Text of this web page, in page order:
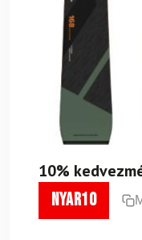
10%
nyar10